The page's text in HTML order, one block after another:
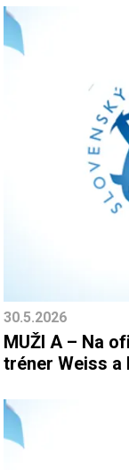
30.5.2026
MUŽI A – Na
tréner Weiss a